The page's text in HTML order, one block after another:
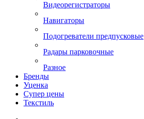
Видеорегистраторы
Навигаторы
Подогреватели предпусковые
Радары парковочные
Разное
Бренды
Уценка
Супер цены
Текстиль